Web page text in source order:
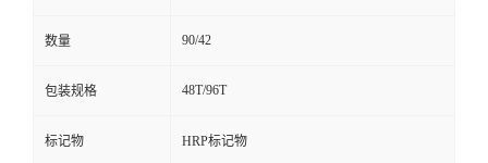
数量 90/42
包装规格 48T/96T
标记物 HRP标记物